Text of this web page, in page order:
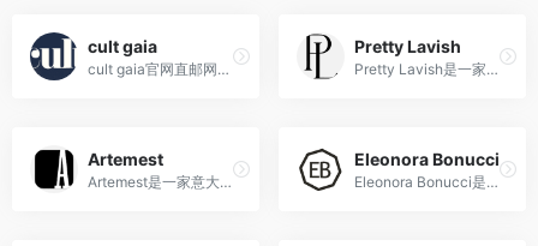
cult gaia
cult gaia官网直邮网址,海淘洛杉矶小众时尚品牌
Pretty Lavish
Pretty Lavish是一家源自英国的时尚品牌，以其精致女性的时尚单品和独特设计风格而备受喜爱。
Artemest
Artemest是一家意大利的奢侈家居品牌和电商平台，专注于展示和销售来自意大利手工艺师和设计师的精美家居艺术品。
Eleonora Bonucci
Eleonora Bonucci是一家意大利的高端时尚奢侈品零售商，提供精选的设计师服装和配饰。